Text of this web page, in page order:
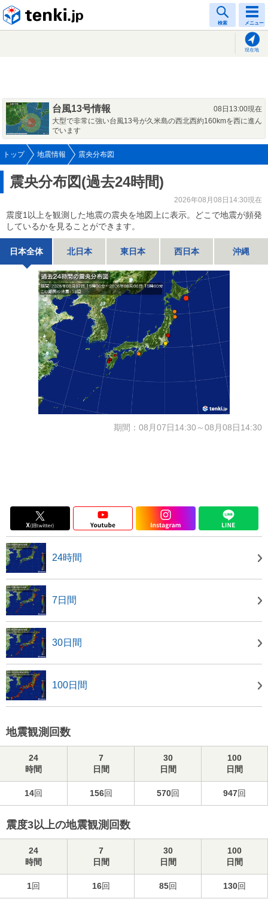
検索 メニュー
現在地
台風13号情報
08日13:00現在
大型で非常に強い台風13号が久米島の西北西約160kmを西に進ん
でいます
トップ 地震情報 震央分布図
震央分布図(過去24時間)
2026年08月08日14:30現在
震度1以上を観測した地震の震央を地図上に表示。どこで地震が頻発
しているかを見ることができます。
日本全体 北日本 東日本 西日本 沖縄
期間：08月07日14:30～08月08日14:30
24時間
7日間
30日間
100日間
地震観測回数
24
時間
7
日間
30
日間
100
日間
14回 156回 570回 947回
震度3以上の地震観測回数
24
時間
7
日間
30
日間
100
日間
1回 16回 85回 130回